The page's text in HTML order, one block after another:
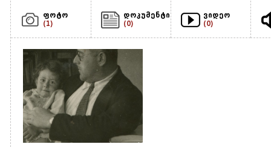
ფოტო
(1)
დოკუმენტი
(0)
ვიდეო
(0)